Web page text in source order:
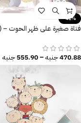
-41%
470.88جنيه–
555.90جنيه